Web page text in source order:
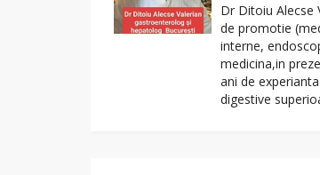
Dr Ditoiu Alecse
de promotie
interne,
medicina,in
ani de
digestive